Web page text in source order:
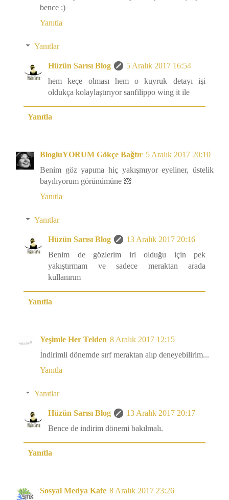
bence :)
Yanıtla
Yanıtlar
Hüzün Sarısı Blog
5 Aralık 2017 16:54
hem keçe olması hem o kuyruk detayı işi
oldukça kolaylaştırıyor sanfilippo wing it ile
Yanıtla
BlogluYORUM Gökçe Bağtır 5 Aralık 2017 20:10
Benim göz yapıma hiç yakışmıyor eyeliner, üstelik
bayılıyorum görünümüne 🙈
Yanıtla
Yanıtlar
Hüzün Sarısı Blog
13 Aralık 2017 20:16
Benim de gözlerim iri olduğu için pek
yakıştırmam ve sadece meraktan arada
kullanırım
Yanıtla
Yeşimle Her Telden 8 Aralık 2017 12:15
İndirimli dönemde sırf meraktan alıp deneyebilirim...
Yanıtla
Yanıtlar
Hüzün Sarısı Blog
13 Aralık 2017 20:17
Bence de indirim dönemi bakılmalı.
Yanıtla
Sosyal Medya Kafe 8 Aralık 2017 23:26